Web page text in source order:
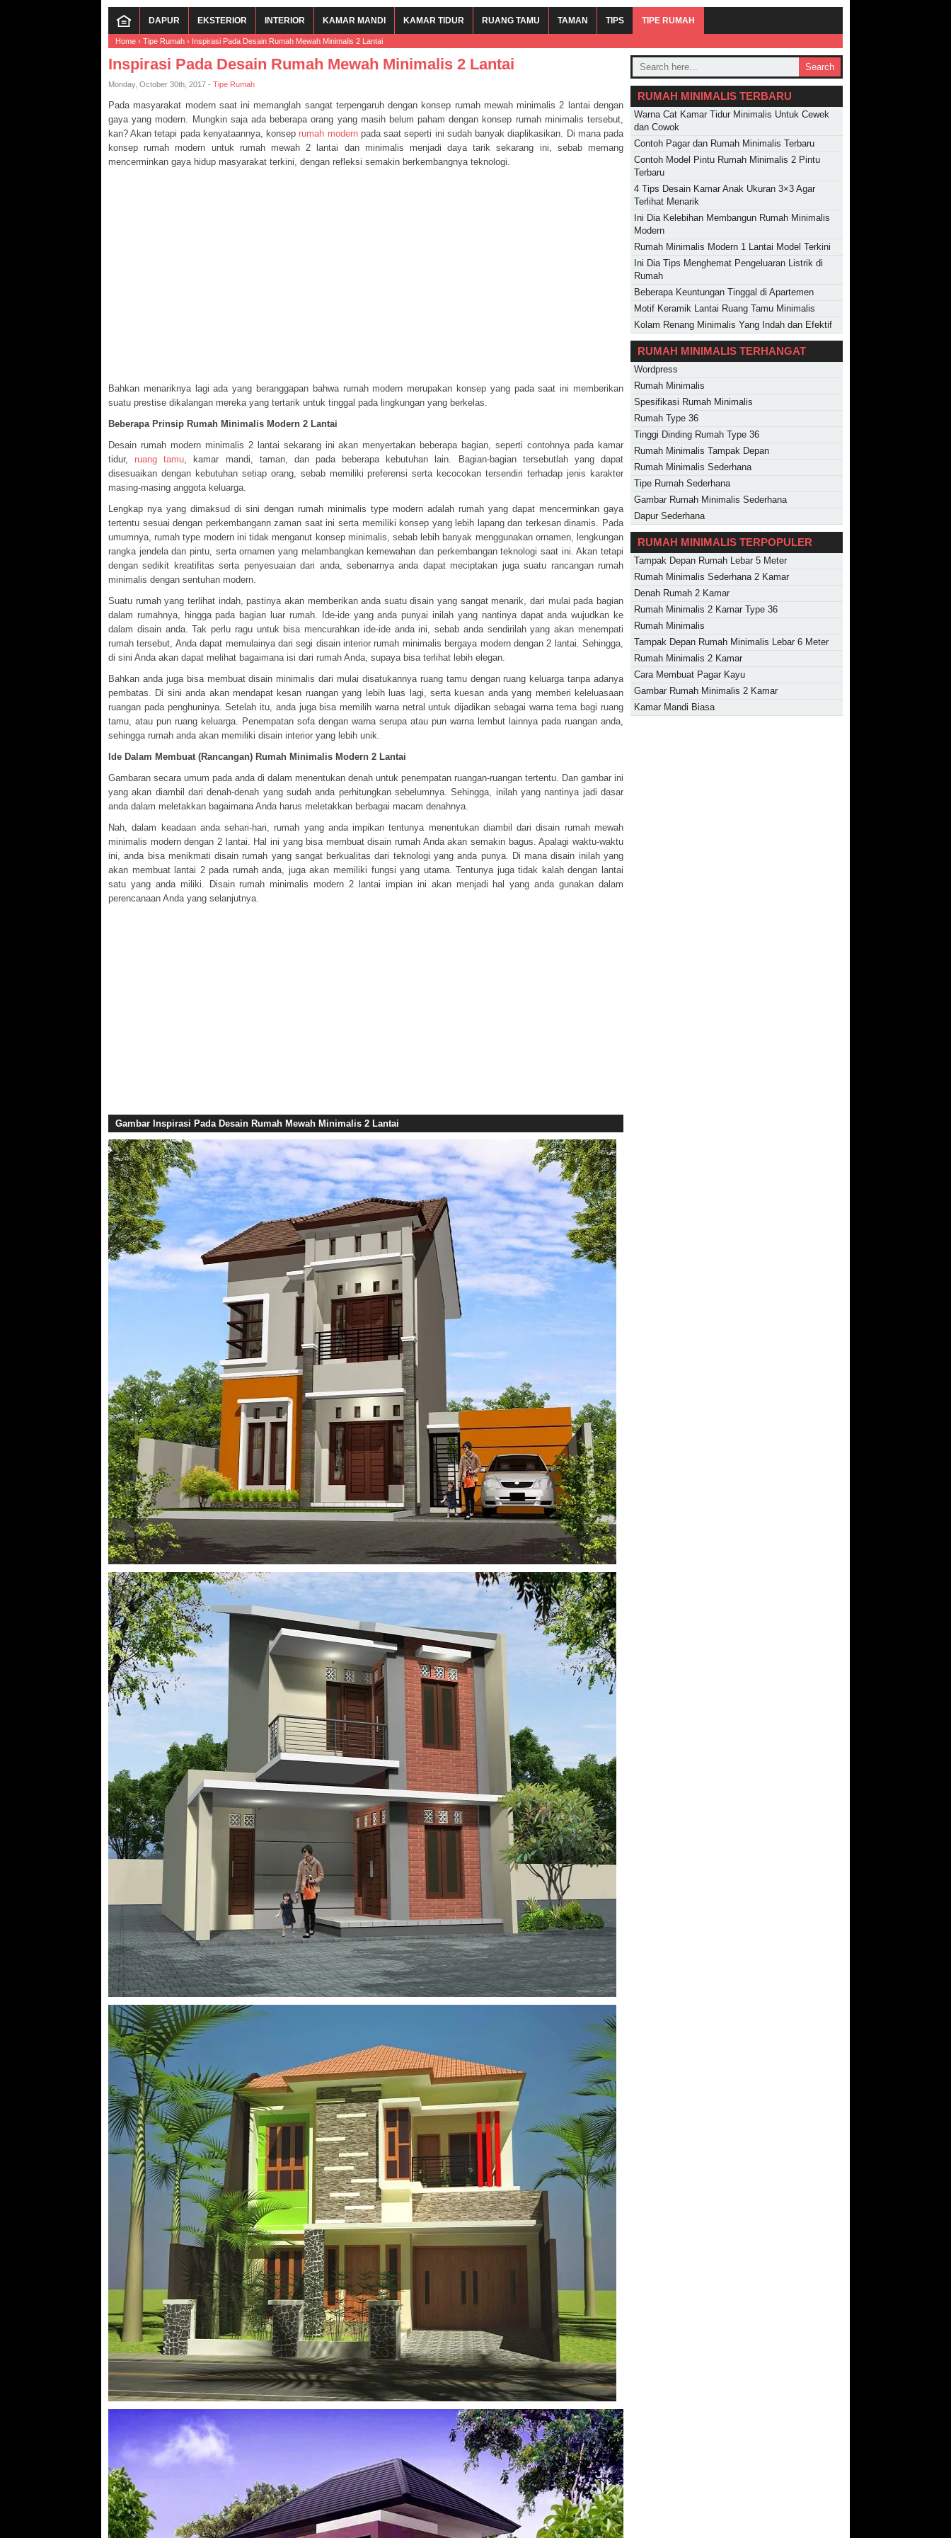
DAPUR EKSTERIOR INTERIOR KAMAR MANDI KAMAR TIDUR RUANG TAMU TAMAN TIPS TIPE RUMAH
Home › Tipe Rumah › Inspirasi Pada Desain Rumah Mewah Minimalis 2 Lantai
Inspirasi Pada Desain Rumah Mewah Minimalis 2 Lantai
Monday, October 30th, 2017 - Tipe Rumah
Pada masyarakat modern saat ini memanglah sangat terpengaruh dengan konsep rumah mewah minimalis 2 lantai dengan
gaya yang modern. Mungkin saja ada beberapa orang yang masih belum paham dengan konsep rumah minimalis tersebut,
kan? Akan tetapi pada kenyataannya, konsep rumah modernpada saat seperti ini sudah banyak diaplikasikan. Di mana pada
konsep rumah modern untuk rumah mewah 2 lantai dan minimalis menjadi daya tarik sekarang ini, sebab memang
mencerminkan gaya hidup masyarakat terkini, dengan refleksi semakin berkembangnya teknologi.
Bahkan menariknya lagi ada yang beranggapan bahwa rumah modern merupakan konsep yang pada saat ini memberikan
suatu prestise dikalangan mereka yang tertarik untuk tinggal pada lingkungan yang berkelas.
Beberapa Prinsip Rumah Minimalis Modern 2 Lantai
Desain rumah modern minimalis 2 lantai sekarang ini akan menyertakan beberapa bagian, seperti contohnya pada kamar
tidur, ruang tamu, kamar mandi, taman, dan pada beberapa kebutuhan lain. Bagian-bagian tersebutlah yang dapat
disesuaikan dengan kebutuhan setiap orang, sebab memiliki preferensi serta kecocokan tersendiri terhadap jenis karakter
masing-masing anggota keluarga.
Lengkap nya yang dimaksud di sini dengan rumah minimalis type modern adalah rumah yang dapat mencerminkan gaya
tertentu sesuai dengan perkembangann zaman saat ini serta memiliki konsep yang lebih lapang dan terkesan dinamis. Pada
umumnya, rumah type modern ini tidak menganut konsep minimalis, sebab lebih banyak menggunakan ornamen, lengkungan
rangka jendela dan pintu, serta ornamen yang melambangkan kemewahan dan perkembangan teknologi saat ini. Akan tetapi
dengan sedikit kreatifitas serta penyesuaian dari anda, sebenarnya anda dapat meciptakan juga suatu rancangan rumah
minimalis dengan sentuhan modern.
Suatu rumah yang terlihat indah, pastinya akan memberikan anda suatu disain yang sangat menarik, dari mulai pada bagian
dalam rumahnya, hingga pada bagian luar rumah. Ide-ide yang anda punyai inilah yang nantinya dapat anda wujudkan ke
dalam disain anda. Tak perlu ragu untuk bisa mencurahkan ide-ide anda ini, sebab anda sendirilah yang akan menempati
rumah tersebut, Anda dapat memulainya dari segi disain interior rumah minimalis bergaya modern dengan 2 lantai. Sehingga,
di sini Anda akan dapat melihat bagaimana isi dari rumah Anda, supaya bisa terlihat lebih elegan.
Bahkan anda juga bisa membuat disain minimalis dari mulai disatukannya ruang tamu dengan ruang keluarga tanpa adanya
pembatas. Di sini anda akan mendapat kesan ruangan yang lebih luas lagi, serta kuesan anda yang memberi keleluasaan
ruangan pada penghuninya. Setelah itu, anda juga bisa memilih warna netral untuk dijadikan sebagai warna tema bagi ruang
tamu, atau pun ruang keluarga. Penempatan sofa dengan warna serupa atau pun warna lembut lainnya pada ruangan anda,
sehingga rumah anda akan memiliki disain interior yang lebih unik.
Ide Dalam Membuat (Rancangan) Rumah Minimalis Modern 2 Lantai
Gambaran secara umum pada anda di dalam menentukan denah untuk penempatan ruangan-ruangan tertentu. Dan gambar ini
yang akan diambil dari denah-denah yang sudah anda perhitungkan sebelumnya. Sehingga, inilah yang nantinya jadi dasar
anda dalam meletakkan bagaimana Anda harus meletakkan berbagai macam denahnya.
Nah, dalam keadaan anda sehari-hari, rumah yang anda impikan tentunya menentukan diambil dari disain rumah mewah
minimalis modern dengan 2 lantai. Hal ini yang bisa membuat disain rumah Anda akan semakin bagus. Apalagi waktu-waktu
ini, anda bisa menikmati disain rumah yang sangat berkualitas dari teknologi yang anda punya. Di mana disain inilah yang
akan membuat lantai 2 pada rumah anda, juga akan memiliki fungsi yang utama. Tentunya juga tidak kalah dengan lantai
satu yang anda miliki. Disain rumah minimalis modern 2 lantai impian ini akan menjadi hal yang anda gunakan dalam
perencanaan Anda yang selanjutnya.
Gambar Inspirasi Pada Desain Rumah Mewah Minimalis 2 Lantai
Search
RUMAH MINIMALIS TERBARU
Warna Cat Kamar Tidur Minimalis Untuk Cewek
dan Cowok
Contoh Pagar dan Rumah Minimalis Terbaru
Contoh Model Pintu Rumah Minimalis 2 Pintu
Terbaru
4 Tips Desain Kamar Anak Ukuran 3×3 Agar
Terlihat Menarik
Ini Dia Kelebihan Membangun Rumah Minimalis
Modern
Rumah Minimalis Modern 1 Lantai Model Terkini
Ini Dia Tips Menghemat Pengeluaran Listrik di
Rumah
Beberapa Keuntungan Tinggal di Apartemen
Motif Keramik Lantai Ruang Tamu Minimalis
Kolam Renang Minimalis Yang Indah dan Efektif
RUMAH MINIMALIS TERHANGAT
Wordpress
Rumah Minimalis
Spesifikasi Rumah Minimalis
Rumah Type 36
Tinggi Dinding Rumah Type 36
Rumah Minimalis Tampak Depan
Rumah Minimalis Sederhana
Tipe Rumah Sederhana
Gambar Rumah Minimalis Sederhana
Dapur Sederhana
RUMAH MINIMALIS TERPOPULER
Tampak Depan Rumah Lebar 5 Meter
Rumah Minimalis Sederhana 2 Kamar
Denah Rumah 2 Kamar
Rumah Minimalis 2 Kamar Type 36
Rumah Minimalis
Tampak Depan Rumah Minimalis Lebar 6 Meter
Rumah Minimalis 2 Kamar
Cara Membuat Pagar Kayu
Gambar Rumah Minimalis 2 Kamar
Kamar Mandi Biasa